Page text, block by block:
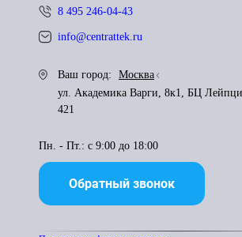
8 495 246-04-43
info@centrattek.ru
Ваш город:
Москва
ул. Академика Варги, 8к1, БЦ
421
Пн. - Пт.: с 9:00 до 18:00
Обратный звонок